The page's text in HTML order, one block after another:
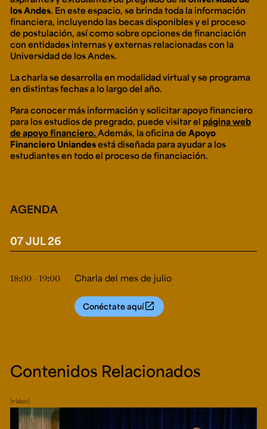
Configuración de cookies
Universidad de los Andes | Vigilada Mineducación.
de mayo de 1964. Reconocimiento de personería jurídica:
Resolución 28 del 23 de febrero de 1949, Minjusticia.
Acreditación institucional de alta calidad, 10 años:
Resolución 000194 del 16 de enero del 2025.
Ext. 2626
Posgrados
Ext. 4925
Educación
Continua
Ext. 4795
los Andes. En este espacio, se brinda toda la información
financiera, incluyendo las becas disponibles y el proceso
de postulación, así como sobre opciones de financiación
con entidades internas y externas relacionadas con la
Universidad de los Andes.
La charla se desarrolla en modalidad virtual y se programa
en distintas fechas a lo largo del año.
Para conocer más información y solicitar apoyo financiero
para los estudios de pregrado, puede visitar el página web
de apoyo financiero. Además, la oficina de Apoyo
Financiero Uniandesestá diseñada para ayudar a los
estudiantes en todo el proceso de financiación.
AGENDA
07 JUL 26
18:00 - 19:00 Charla del mes de julio
Conéctate aquí
Contenidos Relacionados
video